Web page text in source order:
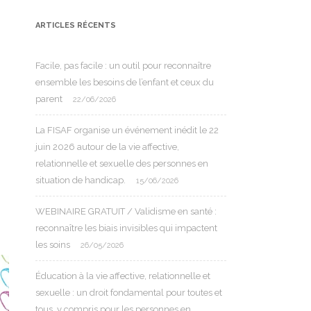
ARTICLES RÉCENTS
Facile, pas facile : un outil pour reconnaître
ensemble les besoins de l’enfant et ceux du
parent
22/06/2026
La FISAF organise un événement inédit le 22
juin 2026 autour de la vie affective,
relationnelle et sexuelle des personnes en
situation de handicap.
15/06/2026
WEBINAIRE GRATUIT / Validisme en santé :
reconnaître les biais invisibles qui impactent
les soins
26/05/2026
Éducation à la vie affective, relationnelle et
sexuelle : un droit fondamental pour toutes et